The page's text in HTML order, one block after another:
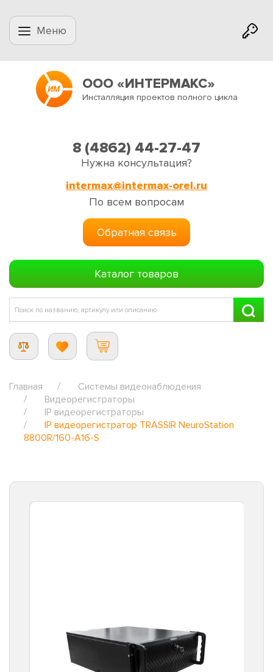
Меню
ООО «ИНТЕРМАКС»
Инсталляция проектов полного цикла
8 (4862) 44-27-47
Нужна консультация?
intermax@intermax-orel.ru
По всем вопросам
Обратная связь
Каталог товаров
Главная
Системы видеонаблюдения
Видеорегистраторы
IP видеорегистраторы
IP видеорегистратор TRASSIR NeuroStation
8800R/160-A16-S